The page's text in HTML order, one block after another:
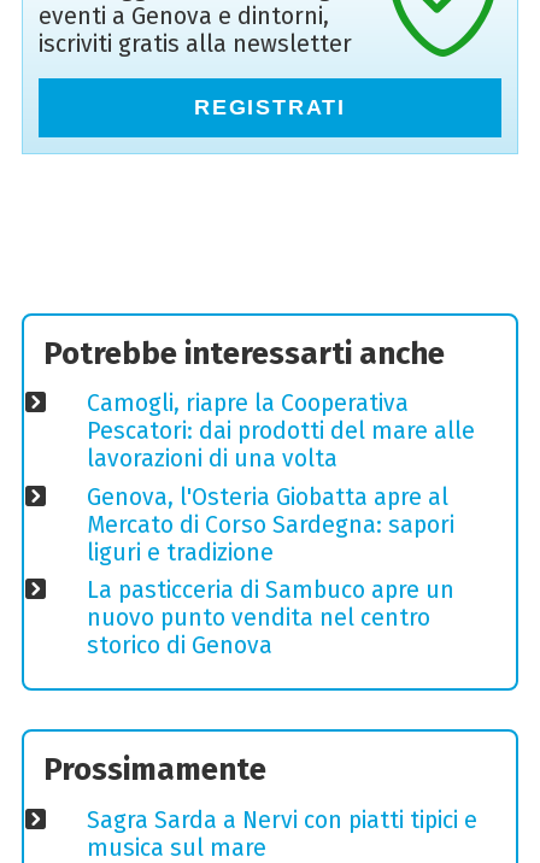
eventi a Genova e dintorni,
iscriviti gratis alla newsletter
REGISTRATI
Potrebbe interessarti anche
Camogli, riapre la Cooperativa
Pescatori: dai prodotti del mare alle
lavorazioni di una volta
Genova, l'Osteria Giobatta apre al
Mercato di Corso Sardegna: sapori
liguri e tradizione
La pasticceria di Sambuco apre un
nuovo punto vendita nel centro
storico di Genova
Prossimamente
Sagra Sarda a Nervi con piatti tipici e
musica sul mare